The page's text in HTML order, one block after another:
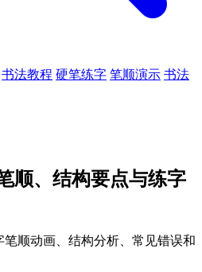
书法教程 硬笔练字 笔顺演示 书法
顺、结构要点与练字
笔顺动画、结构分析、常见错误和